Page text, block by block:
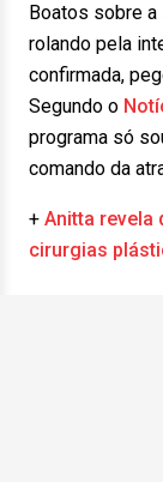
Boatos sobre a
rolando pela
confirmada,
Segundo o
programa só
comando da
+ Anitta revela
cirurgias